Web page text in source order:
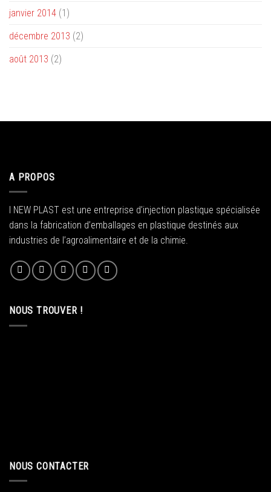
janvier 2014 (1)
décembre 2013 (2)
août 2013 (2)
A PROPOS
I NEW PLAST est une entreprise d’injection plastique spécialisée
dans la fabrication d’emballages en plastique destinés aux
industries de l’agroalimentaire et de la chimie.
NOUS TROUVER !
NOUS CONTACTER